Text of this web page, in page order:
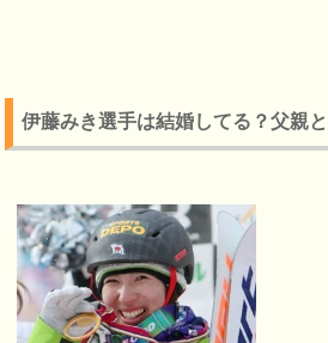
伊藤みき選手は結婚してる？父親